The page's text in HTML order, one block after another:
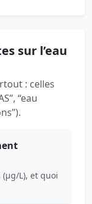
sur l’eau
: celles
“eau
(µg/L), et quoi